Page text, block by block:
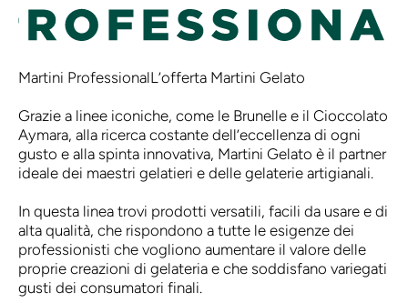
Martini ProfessionalL’offerta Martini Gelato
Grazie a linee iconiche, come le Brunelle e il Cioccolato
Aymara, alla ricerca costante dell’eccellenza di ogni
gusto e alla spinta innovativa, Martini Gelato è il partner
ideale dei maestri gelatieri e delle gelaterie artigianali.
In questa linea trovi prodotti versatili, facili da usare e di
alta qualità, che rispondono a tutte le esigenze dei
professionisti che vogliono aumentare il valore delle
proprie creazioni di gelateria e che soddisfano variegati
gusti dei consumatori finali.